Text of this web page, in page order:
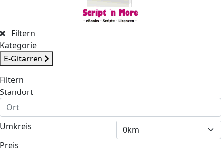
Filtern
Kategorie
E-Gitarren
Filtern
Standort
Umkreis
Preis